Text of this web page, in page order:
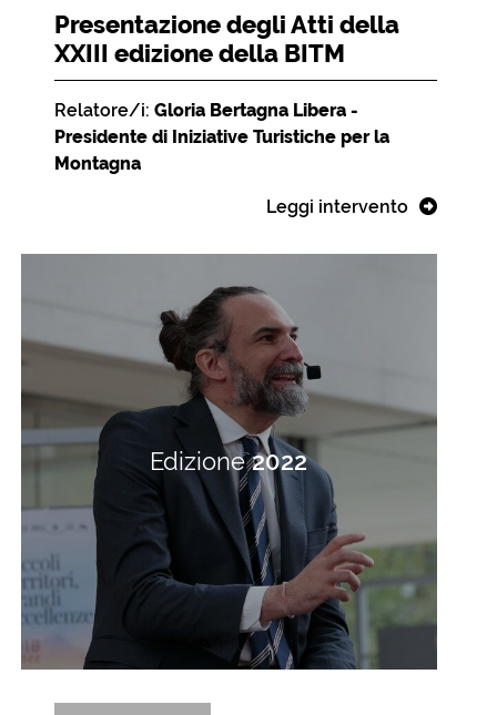
Presentazione degli Atti della
XXIII edizione della BITM
Relatore/i: Gloria Bertagna Libera -
Presidente di Iniziative Turistiche per la
Montagna
Leggi intervento
Edizione2022